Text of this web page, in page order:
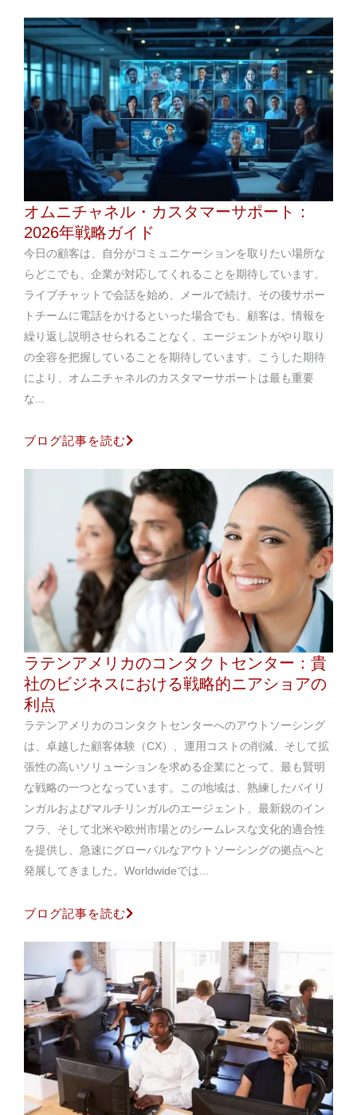
オムニチャネル・カスタマーサポート：
2026年戦略ガイド
今日の顧客は、自分がコミュニケーションを取りたい場所な
らどこでも、企業が対応してくれることを期待しています。
ライブチャットで会話を始め、メールで続け、その後サポー
トチームに電話をかけるといった場合でも、顧客は、情報を
繰り返し説明させられることなく、エージェントがやり取り
の全容を把握していることを期待しています。こうした期待
により、オムニチャネルのカスタマーサポートは最も重要
な...
ブログ記事を読む
ラテンアメリカのコンタクトセンター：貴
社のビジネスにおける戦略的ニアショアの
利点
ラテンアメリカのコンタクトセンターへのアウトソーシング
は、卓越した顧客体験（CX）、運用コストの削減、そして拡
張性の高いソリューションを求める企業にとって、最も賢明
な戦略の一つとなっています。この地域は、熟練したバイリ
ンガルおよびマルチリンガルのエージェント、最新鋭のイン
フラ、そして北米や欧州市場とのシームレスな文化的適合性
を提供し、急速にグローバルなアウトソーシングの拠点へと
発展してきました。Worldwideでは...
ブログ記事を読む